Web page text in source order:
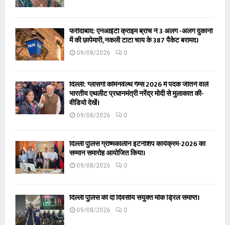
फरीदाबाद: एनआईटी क्राइम ब्रांच ने 3 अलग -अलग दुकानों
में की छापेमारी, नकली टाटा चाय के 387 पैकेट बरामद।
09/08/2026 0
दिल्ली: ग्लासगो कॉमनवेल्थ गेम्स 2026 में पदक जीतने वाले
भारतीय एथलीट प्रधानमंत्री नरेंद्र मोदी से मुलाकात की-
वीडियो देखें।
09/08/2026 0
दिल्ली पुलिस ग्रीष्मकालीन इंटर्नशिप कार्यक्रम-2026 का
सम्मान समारोह आयोजित किया।
09/08/2026 0
दिल्ली पुलिस की दो दिवसीय संयुक्त मॉक ड्रिल समाप्त।
09/08/2026 0